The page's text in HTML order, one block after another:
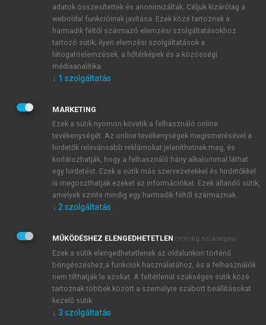
E-MAIL-CÍM
JELSZÓ
JELSZÓ ÚJRA
Kérek értesítést a MeRSZ újdonságairól, akcióiról.
Kérek értesítést az Akadémiai Kiadó Zrt. újdonságairól,
Adatkezelési tájékoztatóbanfoglaltakat tudomásul
veszem és elfogadom.
Általános vásárlási feltételeket, valamint a szotar.netés a
mersz.huoldalak licencszerződéseiben foglaltakat
tudomásul veszem és elfogadom.
KIPRÓBÁLOM
adatok összesítettek és anonimizáltak. Céljuk kizárólag a
weboldal funkcióinak javítása. Ezek közé tartoznak a
harmadik féltől származó elemzési szolgáltatásokhoz
tartozó sütik; ilyen elemzési szolgáltatások a
látogatóelemzések, a hőtérképek és a közösségi
médiaanalitika.
↓ 1 szolgáltatás
MARKETING
Ezek a sütik nyomon követik a felhasználó online
tevékenységét. Az online tevékenységek megismerésével a
hirdetők relevánsabb reklámokat jeleníthetnek meg, és
korlátozhatják, hogy a felhasználó hány alkalommal láthat
egy hirdetést. Ezek a sütik más szervezetekkel és hirdetőkkel
is megoszthatják ezeket az információkat. Ezek állandó sütik,
amelyek szinte mindig egy harmadik féltől származnak.
↓ 2 szolgáltatás
MŰKÖDÉSHEZ ELENGEDHETETLEN (mindig szükséges)
Ezek a sütik elengedhetetlenek az oldalunkon történő
böngészéshez,a funkciók használatához, és a felhasználók
nem tilthatják le azokat. A feltétlenül szükséges sütik közé
tartoznak többek között a személyre szabott beállításokat
kezelő sütik.
↓ 3 szolgáltatás